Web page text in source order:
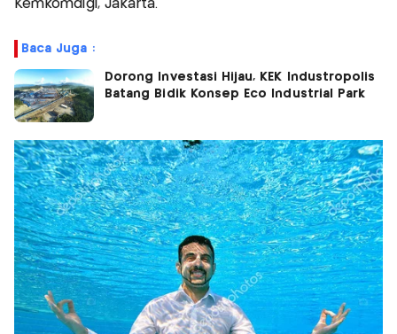
Kemkomdigi, Jakarta.
Baca Juga :
Dorong Investasi Hijau, KEK Industropolis
Batang Bidik Konsep Eco Industrial Park